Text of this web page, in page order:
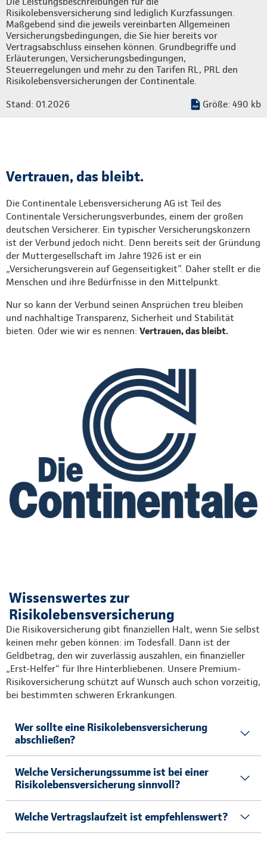
Risikolebensversicherung sind lediglich Kurzfassungen.
Maßgebend sind die jeweils vereinbarten Allgemeinen
Versicherungsbedingungen, die Sie hier bereits vor
Vertragsabschluss einsehen können. Grundbegriffe und
Erläuterungen, Versicherungsbedingungen,
Steuerregelungen und mehr zu den Tarifen RL, PRL den
Risikolebensversicherungen der Continentale.
Stand: 01.2026 Größe: 490 kb
Vertrauen, das bleibt.
Die Continentale Lebensversicherung AG ist Teil des
Continentale Versicherungsverbundes, einem der großen
deutschen Versicherer. Ein typischer Versicherungskonzern
ist der Verbund jedoch nicht. Denn bereits seit der Gründung
der Muttergesellschaft im Jahre 1926 ist er ein
„Versicherungsverein auf Gegenseitigkeit”. Daher stellt er die
Menschen und ihre Bedürfnisse in den Mittelpunkt.
Nur so kann der Verbund seinen Ansprüchen treu bleiben
und nachhaltige Transparenz, Sicherheit und Stabilität
bieten. Oder wie wir es nennen: Vertrauen, das bleibt.
Wissenswertes zur
Risikolebensversicherung
Die Risikoversicherung gibt finanziellen Halt, wenn Sie selbst
keinen mehr geben können: im Todesfall. Dann ist der
Geldbetrag, den wir zuverlässig auszahlen, ein finanzieller
„Erst-Helfer“ für Ihre Hinterbliebenen. Unsere Premium-
Risikoversicherung schützt auf Wunsch auch schon vorzeitig,
bei bestimmten schweren Erkrankungen.
Wer sollte eine Risikolebensversicherung
abschließen?
Welche Versicherungssumme ist bei einer
Risikolebensversicherung sinnvoll?
Welche Vertragslaufzeit ist empfehlenswert?